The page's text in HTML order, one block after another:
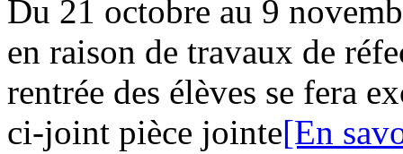
Du 21 octobre au 9
en raison de travaux de
rentrée des élèves se fera
ci-joint pièce jointe[En